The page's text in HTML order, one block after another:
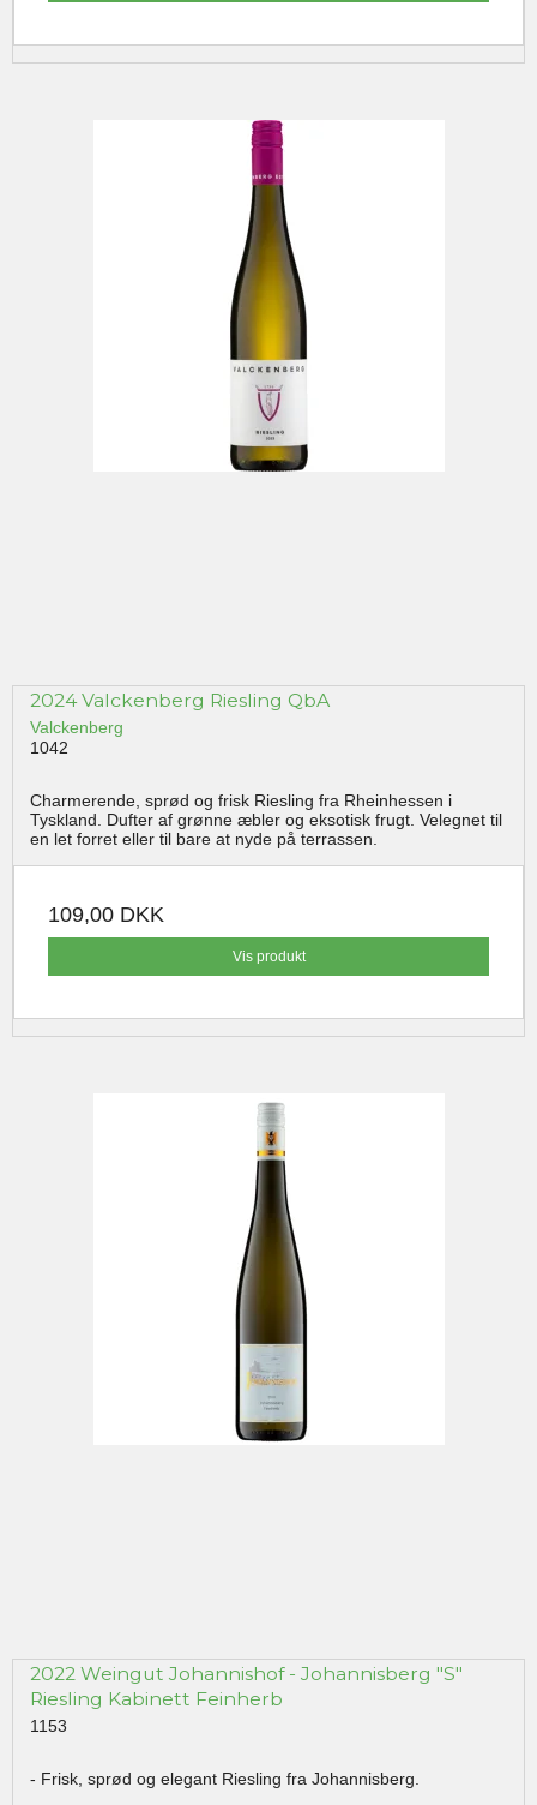
2024 Valckenberg Riesling QbA
Valckenberg
1042
Charmerende, sprød og frisk Riesling fra Rheinhessen i
Tyskland. Dufter af grønne æbler og eksotisk frugt. Velegnet til
en let forret eller til bare at nyde på terrassen.
109,00 DKK
Vis produkt
2022 Weingut Johannishof - Johannisberg "S"
Riesling Kabinett Feinherb
1153
- Frisk, sprød og elegant Riesling fra Johannisberg.